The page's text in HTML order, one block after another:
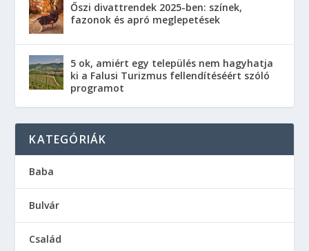
Őszi divattrendek 2025-ben: színek,
fazonok és apró meglepetések
5 ok, amiért egy település nem hagyhatja
ki a Falusi Turizmus fellendítéséért szóló
programot
KATEGÓRIÁK
Baba
Bulvár
Család